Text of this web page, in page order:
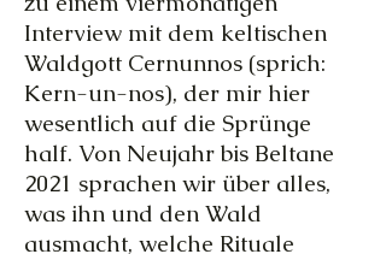
Interview mit dem keltischen
Waldgott Cernunnos (sprich:
Kern-un-nos), der mir hier
wesentlich auf die Sprünge
half. Von Neujahr bis Beltane
2021 sprachen wir über alles,
was ihn und den Wald
ausmacht, welche Rituale